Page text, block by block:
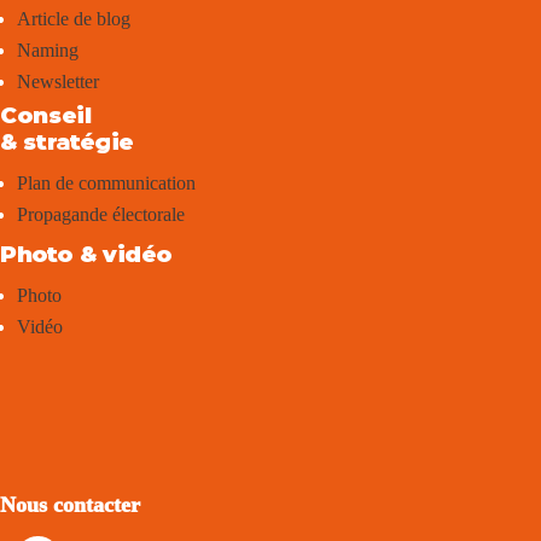
Article de blog
Naming
Newsletter
Conseil
& stratégie
Plan de communication
Propagande électorale
Photo & vidéo
Photo
Vidéo
Nous contacter